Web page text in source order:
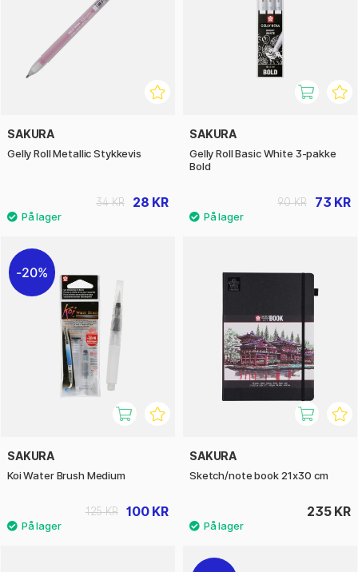
SAKURA
Gelly Roll Metallic Stykkevis
28 KR
34 KR
SAKURA
Gelly Roll Basic White 3-pakke
Bold
73 KR
90 KR
20%
SAKURA
Koi Water Brush Medium
100 KR
125 KR
SAKURA
Sketch/note book 21x30 cm
235 KR